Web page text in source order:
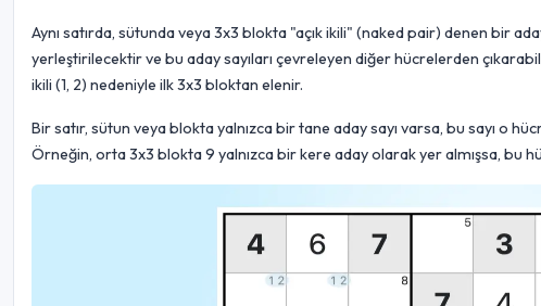
Aynı satırda, sütunda veya 3x3 blokta "açık ikili" (naked pair) denen bir
yerleştirilecektir ve bu aday sayıları çevreleyen diğer hücrelerden
ikili (1, 2) nedeniyle ilk 3x3 bloktan elenir.
Bir satır, sütun veya blokta yalnızca bir tane aday sayı varsa, bu sayı o
Örneğin, orta 3x3 blokta 9 yalnızca bir kere aday olarak yer almışsa, bu